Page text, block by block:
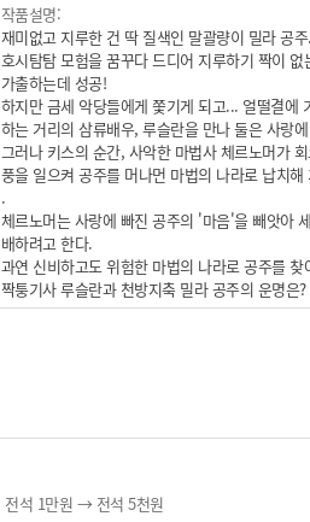
작품설명:
재미없고 지루한 건 딱 질색인 말괄량이 밀라 공
호시탐탐 모험을 꿈꾸다 드디어 지루하기 짝이 없
가출하는데 성공!
하지만 금세 악당들에게 쫓기게 되고... 얼떨결에
하는 거리의 삼류배우, 루슬란을 만나 둘은 사랑
그러나 키스의 순간, 사악한 마법사 체르노머가
풍을 일으켜 공주를 머나먼 마법의 나라로 납치해
.
체르노머는 사랑에 빠진 공주의 '마음'을 빼앗아
배하려고 한다.
과연 신비하고도 위험한 마법의 나라로 공주를 찾
짝퉁기사 루슬란과 천방지축 밀라 공주의 운명은?
전석 1만원 → 전석 5천원